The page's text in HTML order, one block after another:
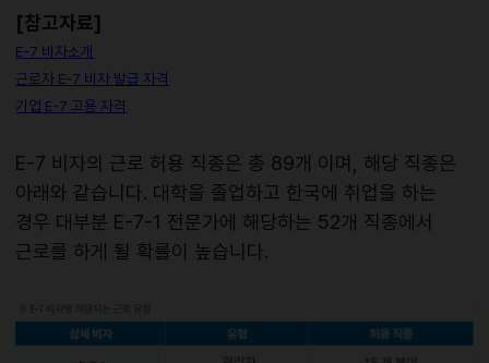
[참고자료]
E-7 비자소개
근로자 E-7 비자 발급 자격
기업 E-7 고용 자격
E-7 비자의 근로 허용 직종은 총 89개 이며, 해당 직종은
아래와 같습니다. 대학을 졸업하고 한국에 취업을 하는
경우 대부분 E-7-1 전문가에 해당하는 52개 직종에서
근로를 하게 될 확률이 높습니다.